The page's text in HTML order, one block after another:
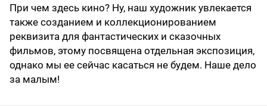
При чем здесь кино? Ну, наш художник увлекается
также созданием и коллекционированием
реквизита для фантастических и сказочных
фильмов, этому посвящена отдельная экспозиция,
однако мы ее сейчас касаться не будем. Наше дело
за малым!